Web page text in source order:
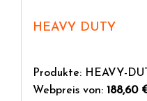
HEAVY DUTY
Produkte: HEAVY-
Webpreis von: 188,60